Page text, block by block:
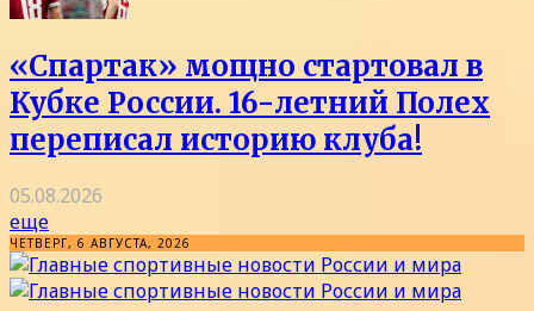
«Спартак» мощно стартовал в
Кубке России. 16-летний Полех
переписал историю клуба!
05.08.2026
еще
ЧЕТВЕРГ, 6 АВГУСТА, 2026